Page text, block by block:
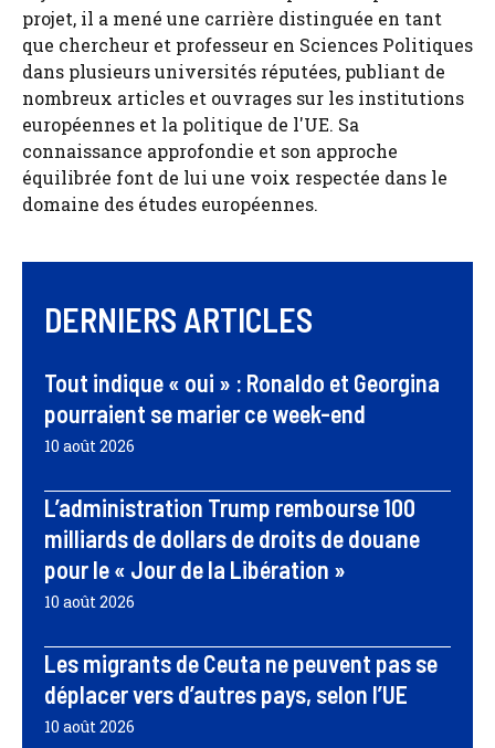
projet, il a mené une carrière distinguée en tant
que chercheur et professeur en Sciences Politiques
dans plusieurs universités réputées, publiant de
nombreux articles et ouvrages sur les institutions
européennes et la politique de l'UE. Sa
connaissance approfondie et son approche
équilibrée font de lui une voix respectée dans le
domaine des études européennes.
DERNIERS ARTICLES
Tout indique « oui » : Ronaldo et Georgina
pourraient se marier ce week-end
10 août 2026
L’administration Trump rembourse 100
milliards de dollars de droits de douane
pour le « Jour de la Libération »
10 août 2026
Les migrants de Ceuta ne peuvent pas se
déplacer vers d’autres pays, selon l’UE
10 août 2026